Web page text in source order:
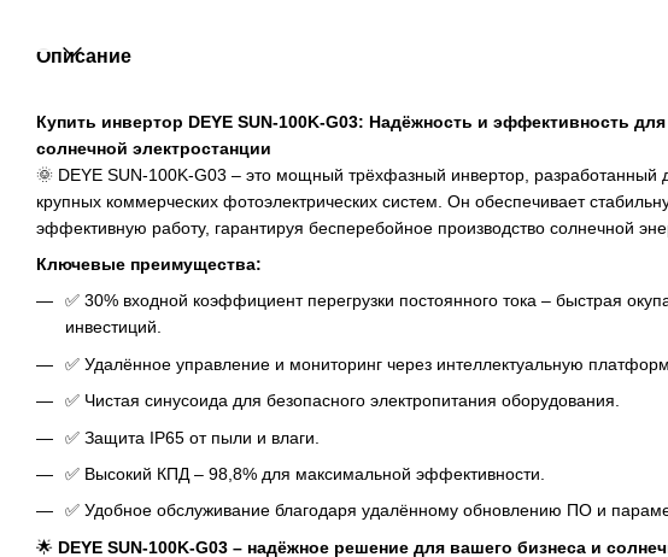
Описание
Купить инвертор DEYE SUN-100K-G03: Надёжность и эффективность
солнечной электростанции
🌞 DEYE SUN-100K-G03 – это мощный трёхфазный инвертор, разработанный
крупных коммерческих фотоэлектрических систем. Он обеспечивает
эффективную работу, гарантируя бесперебойное производство солнечной
Ключевые преимущества:
✅ 30% входной коэффициент перегрузки постоянного тока – быстрая
инвестиций.
✅ Удалённое управление и мониторинг через интеллектуальную
✅ Чистая синусоида для безопасного электропитания оборудования.
✅ Защита IP65 от пыли и влаги.
✅ Высокий КПД – 98,8% для максимальной эффективности.
✅ Удобное обслуживание благодаря удалённому обновлению ПО и
🌟 DEYE SUN-100K-G03 – надёжное решение для вашего бизнеса и